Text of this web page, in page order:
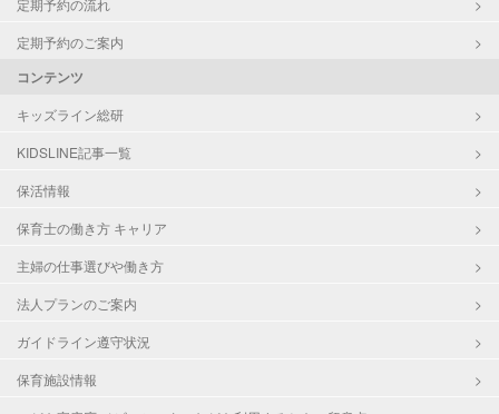
定期予約のご案内
コンテンツ
キッズライン総研
KIDSLINE記事一覧
保活情報
保育士の働き方 キャリア
主婦の仕事選びや働き方
法人プランのご案内
ガイドライン遵守状況
保育施設情報